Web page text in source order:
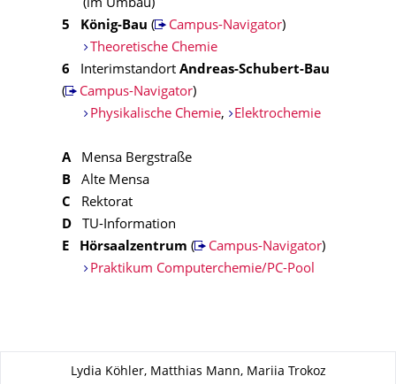
(im Umbau)
5
König-Bau ( Campus-Navigator)
Theoretische Chemie
6 Interimstandort Andreas-Schubert-Bau
(
Campus-Navigator)
Physikalische Chemie, Elektrochemie
AMensa Bergstraße
B Alte Mensa
C Rektorat
D TU-Information
E
Hörsaalzentrum ( Campus-Navigator)
Praktikum Computerchemie/PC-Pool
Zu dieser SeiteLydia Köhler, Matthias Mann, Mariia Trokoz